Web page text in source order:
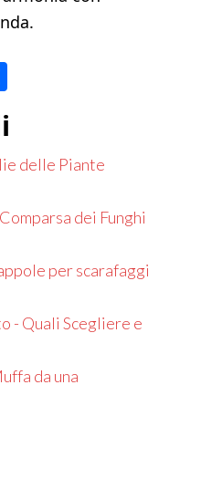
delle Piante
dei Funghi
per scarafaggi
- Quali Scegliere e
da una